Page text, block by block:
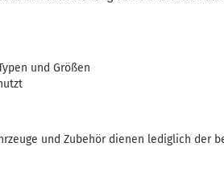
und Größen
und Zubehör dienen lediglich